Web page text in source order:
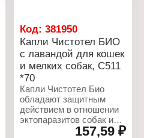
биоактивные вещества,
как экстракт ромашки,
молочная кислота, алоэ
вера, раствор
наночастиц серебра.
Основу крема
составляет вазелин.
Денница не оказывает
раздражающего
действия на кожу
вымени. Аллергических
Код:381950
Капли Чистотел БИО
с лавандой для кошек
и мелких собак, С511
*70
Капли Чистотел Био
обладают защитным
действием в отношении
эктопаразитов собак и
кошек (блохи, власоеды,
157,59 ₽